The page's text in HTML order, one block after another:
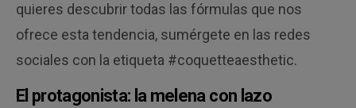
quieres descubrir todas las fórmulas que nos
ofrece esta tendencia, sumérgete en las redes
sociales con la etiqueta #coquetteaesthetic.
El protagonista: la melena con lazo